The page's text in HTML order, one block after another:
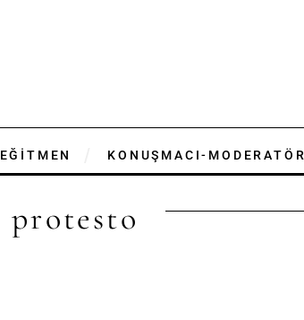
EĞİTMEN KONUŞMACI-MODERATÖR
protesto